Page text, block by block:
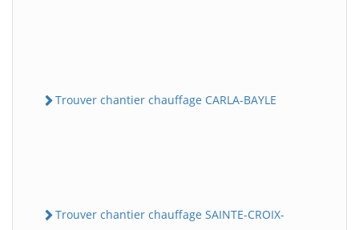
Trouver chantier chauffage CARLA-BAYLE
Trouver chantier chauffage SAINTE-CROIX-